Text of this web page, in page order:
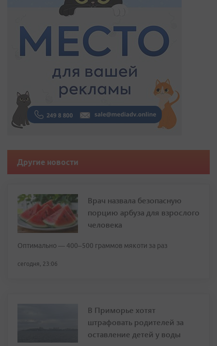
Другие новости
Врач назвала безопасную
порцию арбуза для взрослого
человека
Оптимально — 400–500 граммов мякоти за раз
сегодня, 23:06
В Приморье хотят
штрафовать родителей за
оставление детей у воды